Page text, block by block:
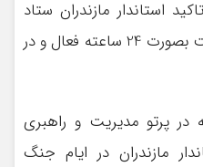
استاندار مازندران ستاد
مدیریت اضطرار در این جمعیت بصورت 24 ساعته فعال و در
در پرتو مدیریت و راهبری
مازندران در ایام جنگ